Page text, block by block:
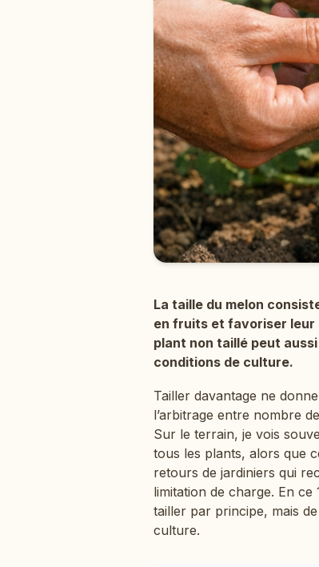
La taille du melon
en fruits et favoriser leur
plant non taillé peut
conditions de culture.
Tailler davantage ne
l’arbitrage entre nombre
Sur le terrain, je vois
tous les plants, alors que
retours de jardiniers qui
limitation de charge. En
tailler par principe, mais
culture.